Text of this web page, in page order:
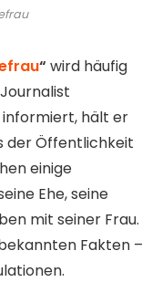
“ wird häufig
informiert, hält er
der Öffentlichkeit
einige
Ehe, seine
mit seiner Frau.
Fakten –